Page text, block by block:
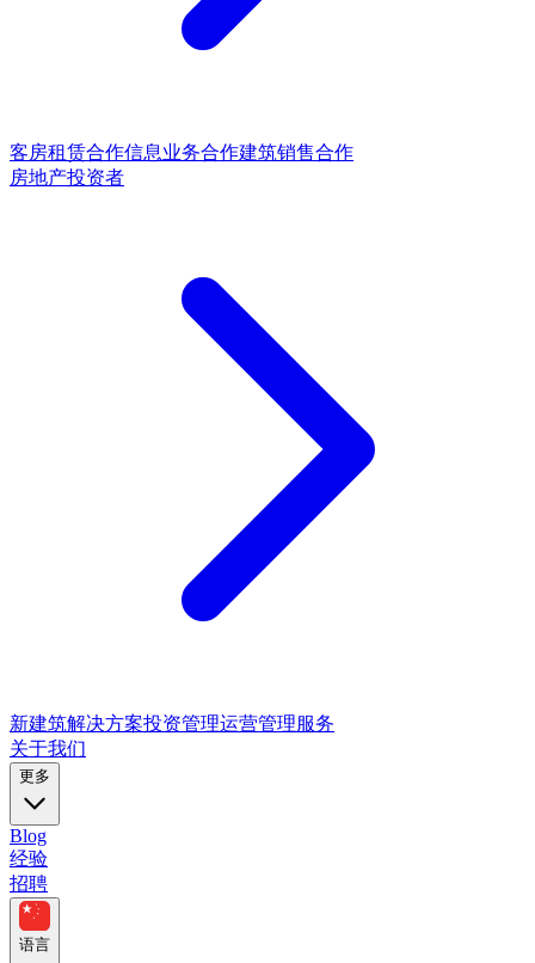
客房租赁合作信息业务合作建筑销售合作
房地产投资者
新建筑解决方案投资管理运营管理服务
关于我们
更多
Blog
经验
招聘
语言